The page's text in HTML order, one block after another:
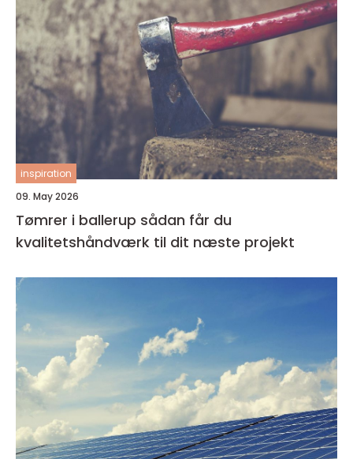
inspiration
09. May 2026
Tømrer i ballerup sådan får du
kvalitetshåndværk til dit næste projekt